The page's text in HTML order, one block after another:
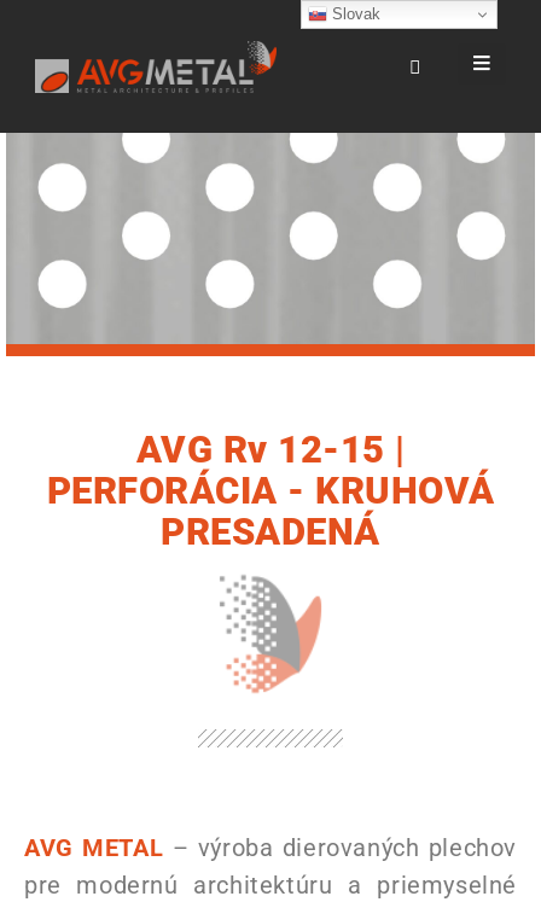
AVG Rv 12-15 |
PERFORÁCIA - KRUHOVÁ
PRESADENÁ
AVG METAL – výroba dierovaných plechov
pre modernú architektúru a priemyselné
Slovak